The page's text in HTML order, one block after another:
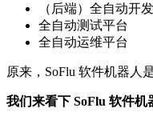
（后端）全自动开
全自动测试平台
全自动运维平台
原来，SoFlu 软件机器人
我们来看下 SoFlu 软件机